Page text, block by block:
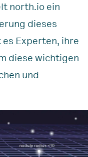
north.io ein
dieses
Experten, ihre
diese wichtigen
und